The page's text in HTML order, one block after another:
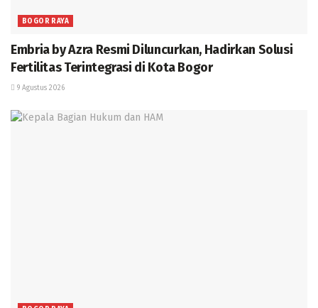
BOGOR RAYA
Embria by Azra Resmi Diluncurkan, Hadirkan Solusi
Fertilitas Terintegrasi di Kota Bogor
9 Agustus 2026